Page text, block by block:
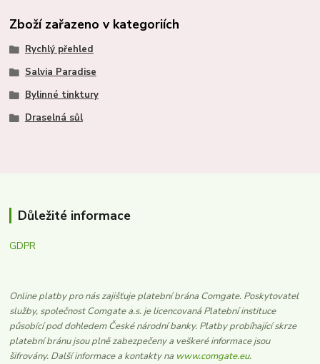
Zboží zařazeno v kategoriích
Rychlý přehled
Salvia Paradise
Bylinné tinktury
Draselná sůl
Důležité informace
GDPR
Online platby pro nás zajišťuje platební brána Comgate. Poskytovatel
služby, společnost Comgate a.s. je licencovaná Platební instituce
působící pod dohledem České národní banky. Platby probíhající skrze
platební bránu jsou plně zabezpečeny a veškeré informace jsou
šifrovány. Další informace a kontakty na www.comgate.eu.